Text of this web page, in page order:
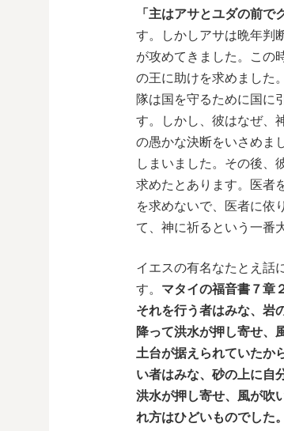
「主はアサとユダの前で
す。しかしアサは晩年判
が攻めてきました。この
の王に助けを求めました
隊は国を守るために国に
す。しかし、彼はなぜ、
の愚かな決断をいさめま
しまいました。その後、
求めたとあります。医者
を求めないで、医者に依
て、神に祈るという一番
イエスの有名なたとえ話
す。 マタイの福音書７章
それを行う者はみな、岩
降って洪水が押し寄せ、
土台が据えられていたか
い者はみな、砂の上に自
洪水が押し寄せ、風が吹
れ方はひどいものでした。